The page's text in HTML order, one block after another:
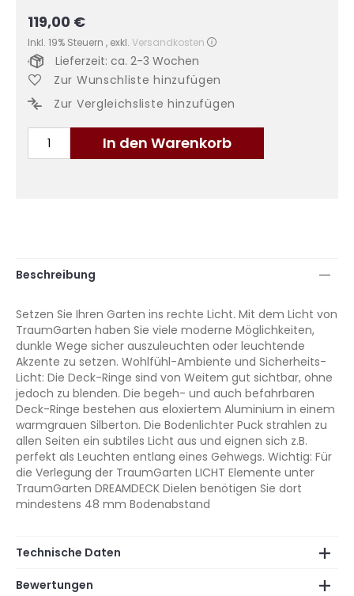
119,00 €
Inkl. 19% Steuern , exkl. Versandkosten
In den Warenkorb
Lieferzeit: ca. 2-3 Wochen
Zur Wunschliste hinzufügen
Zur Vergleichsliste hinzufügen
Beschreibung
Setzen Sie Ihren Garten ins rechte Licht. Mit dem Licht von
TraumGarten haben Sie viele moderne Möglichkeiten,
dunkle Wege sicher auszuleuchten oder leuchtende
Akzente zu setzen. Wohlfühl-Ambiente und Sicherheits-
Licht: Die Deck-Ringe sind von Weitem gut sichtbar, ohne
jedoch zu blenden. Die begeh- und auch befahrbaren
Deck-Ringe bestehen aus eloxiertem Aluminium in einem
warmgrauen Silberton. Die Bodenlichter Puck strahlen zu
allen Seiten ein subtiles Licht aus und eignen sich z.B.
perfekt als Leuchten entlang eines Gehwegs. Wichtig: Für
die Verlegung der TraumGarten LICHT Elemente unter
TraumGarten DREAMDECK Dielen benötigen Sie dort
mindestens 48 mm Bodenabstand
Technische Daten
Bewertungen